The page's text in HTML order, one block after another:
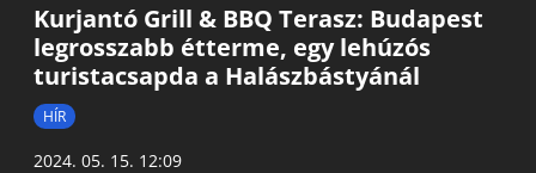
Kurjantó Grill & BBQ Terasz: Budapest
legrosszabb étterme, egy lehúzós
turistacsapda a Halászbástyánál
HÍR
2024. 05. 15. 12:09